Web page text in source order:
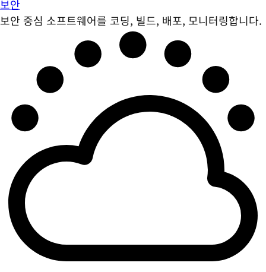
보안
보안 중심 소프트웨어를 코딩, 빌드, 배포, 모니터링합니다.